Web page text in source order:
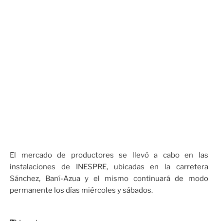
El mercado de productores se llevó a cabo en las
instalaciones de INESPRE, ubicadas en la carretera
Sánchez, Baní-Azua y el mismo continuará de modo
permanente los días miércoles y sábados.